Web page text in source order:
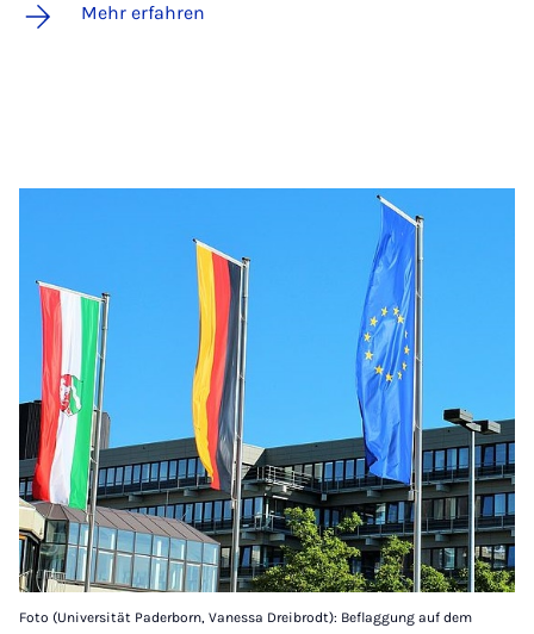
Mehr erfahren
Foto (Universität Paderborn, Vanessa Dreibrodt): Beflaggung auf dem